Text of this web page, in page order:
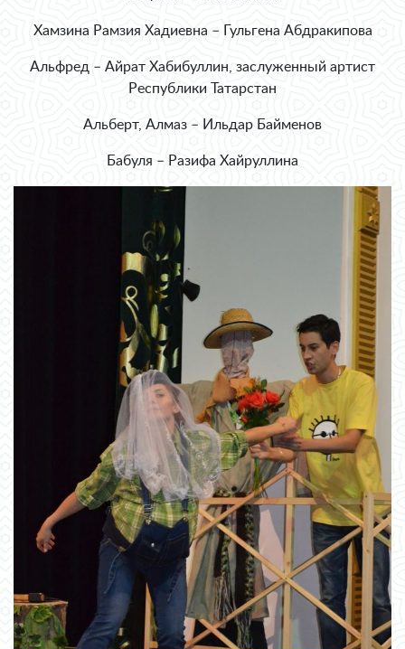
Хамзина Рамзия Хадиевна – Гульгена Абдракипова
Альфред – Айрат Хабибуллин, заслуженный артист
Республики Татарстан
Альберт, Алмаз – Ильдар Байменов
Бабуля – Разифа Хайруллина